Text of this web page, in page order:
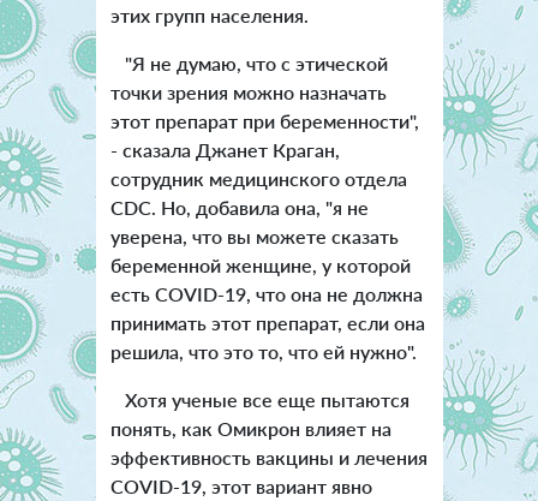
этих групп населения.
"Я не думаю, что с этической
точки зрения можно назначать
этот препарат при беременности",
- сказала Джанет Краган,
сотрудник медицинского отдела
CDC. Но, добавила она, "я не
уверена, что вы можете сказать
беременной женщине, у которой
есть COVID-19, что она не должна
принимать этот препарат, если она
решила, что это то, что ей нужно".
Хотя ученые все еще пытаются
понять, как Омикрон влияет на
эффективность вакцины и лечения
COVID-19, этот вариант явно